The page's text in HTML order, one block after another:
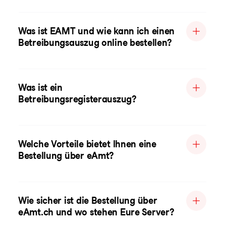
Was ist EAMT und wie kann ich einen
Betreibungsauszug online bestellen?
Was ist ein
Betreibungsregisterauszug?
Welche Vorteile bietet Ihnen eine
Bestellung über eAmt?
Wie sicher ist die Bestellung über
eAmt.ch und wo stehen Eure Server?